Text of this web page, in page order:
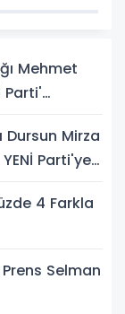
Mehmet
Parti'
Dursun Mirza
Parti'ye
4 Farkla
Selman